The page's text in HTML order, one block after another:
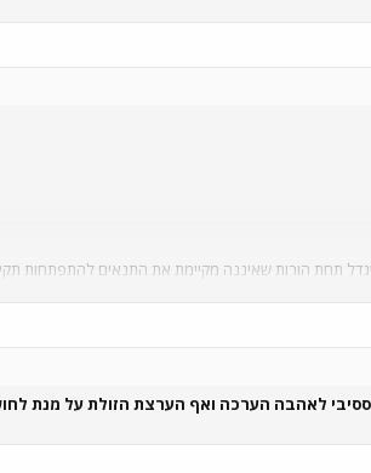
תחת הורות שאיננה מקיימת את התנאים להתפתחות
לאהבה הערכה ואף הערצת הזולת על מנת